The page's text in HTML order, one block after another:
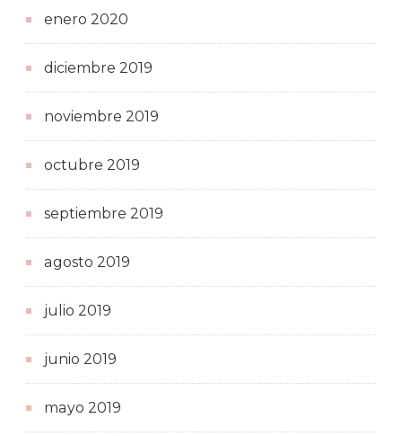
enero 2020
diciembre 2019
noviembre 2019
octubre 2019
septiembre 2019
agosto 2019
julio 2019
junio 2019
mayo 2019